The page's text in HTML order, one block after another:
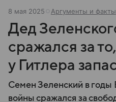
8 мая 2025 Аргументы и факты
Дед
сражался за
у Гитлера
Семен Зеленский в годы
войны сражался за